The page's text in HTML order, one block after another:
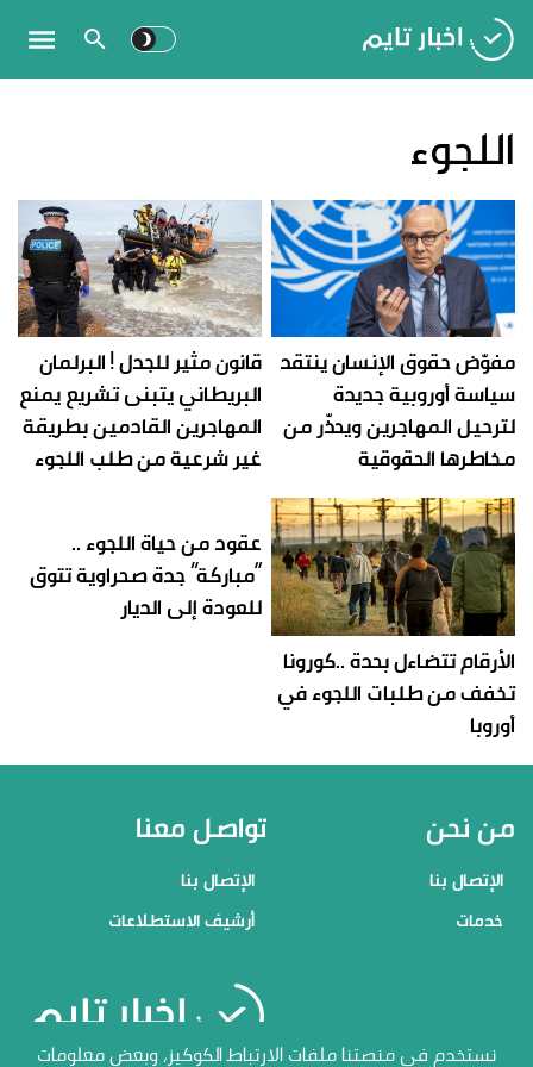
اللجوء
مفوّض حقوق الإنسان ينتقد
سياسة أوروبية جديدة
لترحيل المهاجرين ويحذّر من
مخاطرها الحقوقية
قانون مثير للجدل ! البرلمان
البريطاني يتبنى تشريع يمنع
المهاجرين القادمين بطريقة
غير شرعية من طلب اللجوء
الأرقام تتضاءل بحدة ..كورونا
تخفف من طلبات اللجوء في
أوروبا
عقود من حياة اللجوء ..
“مباركة” جدة صحراوية تتوق
للعودة إلى الديار
من نحن
الإتصال بنا
خدمات
تواصل معنا
الإتصال بنا
أرشيف الاستطلاعات
منصاتنا
نستخدم في منصتنا ملفات الارتباط الكوكيز، وبعض معلومات